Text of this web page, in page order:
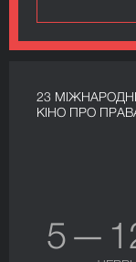
23
КІНО ПРО
5 —